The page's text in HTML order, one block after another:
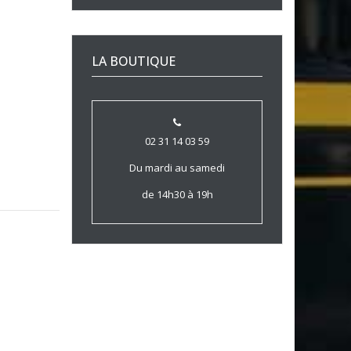
LA BOUTIQUE
02 31 14 03 59
Du mardi au samedi
de 14h30 à 19h